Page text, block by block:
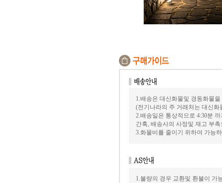
1.배송은 대신화물및 경동화물
(전기나라의 주 거래처는 대신화
2.배송일은 통상적으로 4:30분
간혹, 배송사의 사정및 재고 부
3.화물비를 줄이기 위하여 가능
1.불량의 경우 교환및 환불이 가